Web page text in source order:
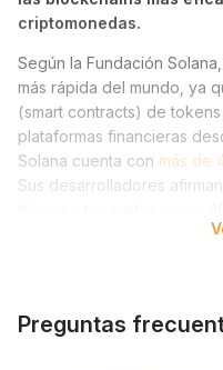
criptomonedas.
Según la Fundación
más rápida del mundo, ya
(smart contracts) de
plataformas financieras
Solana cuenta con más de
Sus desarrolladores
transacciones por segundo
nodos, lo que permite que
Preguntas